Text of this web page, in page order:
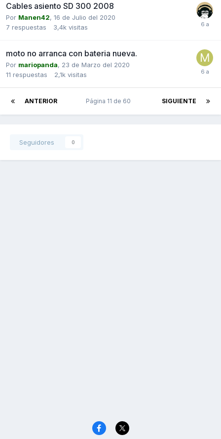
Cables asiento SD 300 2008
Por Manen42, 16 de Julio del 2020
7 respuestas 3,4k visitas
moto no arranca con bateria nueva.
Por mariopanda, 23 de Marzo del 2020
11 respuestas 2,1k visitas
ANTERIOR SIGUIENTE
Página 11 de 60
Seguidores 0